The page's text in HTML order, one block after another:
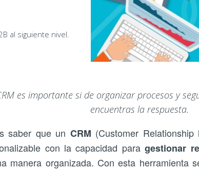
al siguiente nivel.
es importante si de organizar procesos y
encuentras la respuesta.
saber que un CRM (Customer
con la capacidad para gestionar
manera organizada. Con esta herramienta